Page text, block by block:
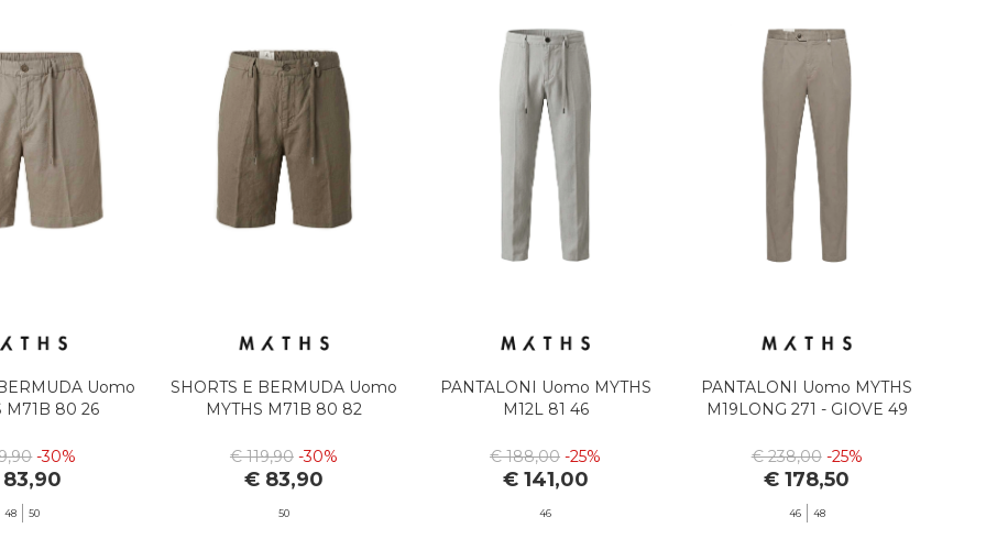
Uomo
M71B 80 26
-30%
48 50
SHORTS E BERMUDA Uomo
MYTHS M71B 80 82
€ 119,90 -30%
€ 83,90
50
PANTALONI Uomo MYTHS
M12L 81 46
€ 188,00 -25%
€ 141,00
46
PANTALONI Uomo MYTHS
M19LONG 271 - GIOVE 49
€ 238,00 -25%
€ 178,50
46 48